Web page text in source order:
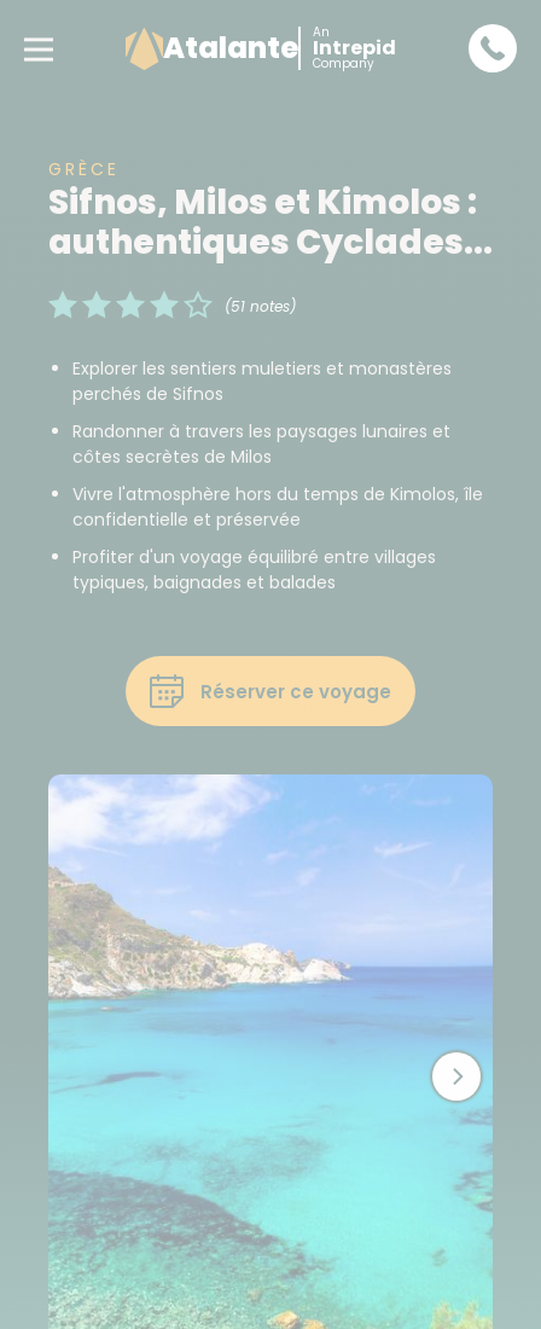
Atalante An
Intrepid
Company
GRÈCE
Sifnos, Milos et Kimolos :
authentiques Cyclades...
(51 notes)
Explorer les sentiers muletiers et monastères
perchés de Sifnos
Randonner à travers les paysages lunaires et
côtes secrètes de Milos
Vivre l'atmosphère hors du temps de Kimolos, île
confidentielle et préservée
Profiter d'un voyage équilibré entre villages
typiques, baignades et balades
Réserver ce voyage